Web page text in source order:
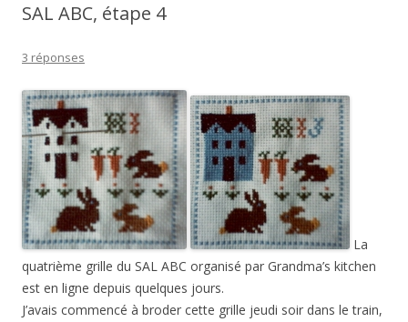
SAL ABC, étape 4
3 réponses
La
quatrième grille du SAL ABC organisé par Grandma’s kitchen
est en ligne depuis quelques jours.
J’avais commencé à broder cette grille jeudi soir dans le train,